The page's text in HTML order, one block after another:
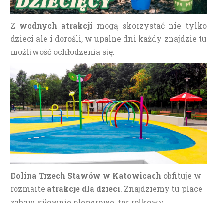
Z wodnych atrakcji mogą skorzystać nie tylko
dzieci ale i dorośli, w upalne dni każdy znajdzie tu
możliwość ochłodzenia się.
Dolina Trzech Stawów w Katowicach obfituje w
rozmaite atrakcje dla dzieci. Znajdziemy tu place